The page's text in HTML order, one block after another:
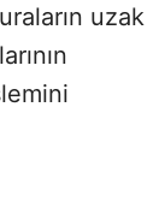
uzak